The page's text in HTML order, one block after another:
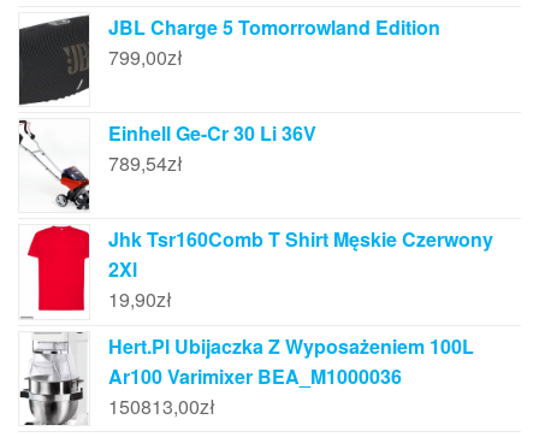
JBL Charge 5 Tomorrowland Edition
799,00zł
Einhell Ge-Cr 30 Li 36V
789,54zł
Jhk Tsr160Comb T Shirt Męskie Czerwony
2Xl
19,90zł
Hert.Pl Ubijaczka Z Wyposażeniem 100L
Ar100 Varimixer BEA_M1000036
150813,00zł